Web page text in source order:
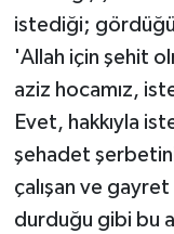
istediği;
'Allah için şehit
aziz hocamız,
Evet, hakkıyla
şehadet
çalışan ve
durduğu gibi bu